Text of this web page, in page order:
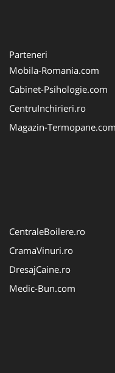
Parteneri
Mobila-Romania.com
Cabinet-Psihologie.com
CentruInchirieri.ro
Magazin-Termopane.com
CentraleBoilere.ro
CramaVinuri.ro
DresajCaine.ro
Medic-Bun.com